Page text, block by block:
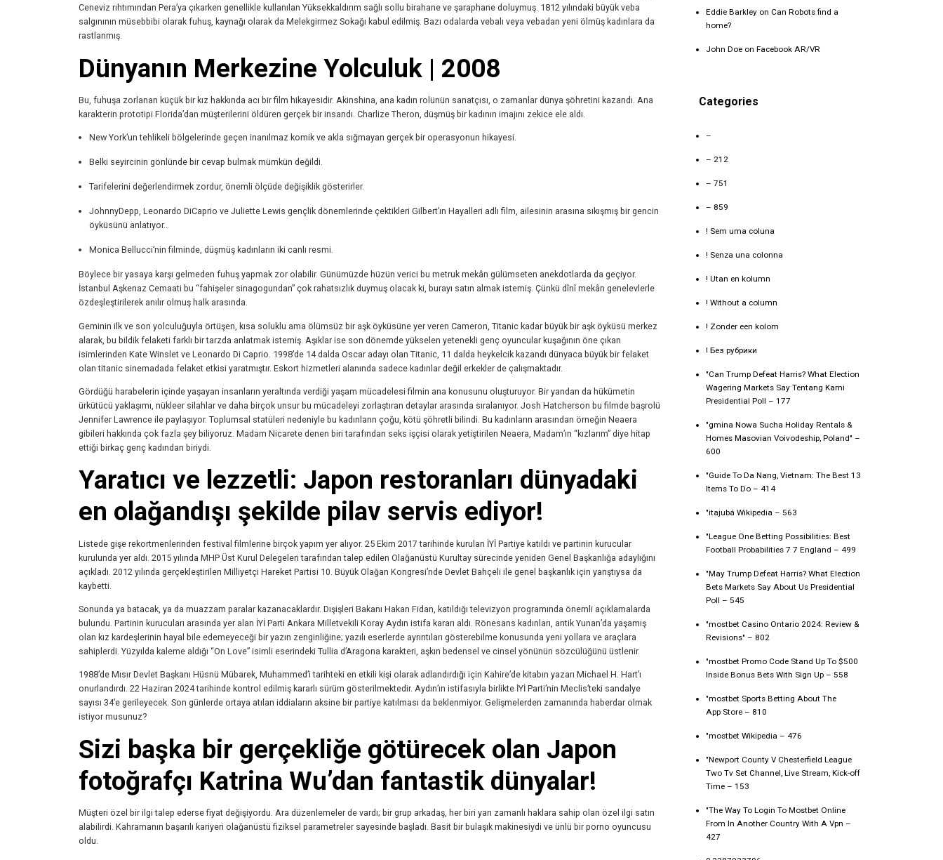
Ceneviz rıhtımından Pera’ya çıkarken genellikle kullanılan Yüksekkaldırım sağlı sollu birahane ve şaraphane doluymuş. 1812 yılındaki büyük veba
salgınının müsebbibi olarak fuhuş, kaynağı olarak da Melekgirmez Sokağı kabul edilmiş. Bazı odalarda vebalı veya vebadan yeni ölmüş kadınlara da
rastlanmış.
Dünyanın Merkezine Yolculuk | 2008
Bu, fuhuşa zorlanan küçük bir kız hakkında acı bir film hikayesidir. Akinshina, ana kadın rolünün sanatçısı, o zamanlar dünya şöhretini kazandı. Ana
karakterin prototipi Florida’dan müşterilerini öldüren gerçek bir insandı. Charlize Theron, düşmüş bir kadının imajını zekice ele aldı.
New York’un tehlikeli bölgelerinde geçen inanılmaz komik ve akla sığmayan gerçek bir operasyonun hikayesi.
Belki seyircinin gönlünde bir cevap bulmak mümkün değildi.
Tarifelerini değerlendirmek zordur, önemli ölçüde değişiklik gösterirler.
JohnnyDepp, Leonardo DiCaprio ve Juliette Lewis gençlik dönemlerinde çektikleri Gilbert’ın Hayalleri adlı film, ailesinin arasına sıkışmış bir gencin
öyküsünü anlatıyor…
Monica Bellucci’nin filminde, düşmüş kadınların iki canlı resmi.
Böylece bir yasaya karşı gelmeden fuhuş yapmak zor olabilir. Günümüzde hüzün verici bu metruk mekân gülümseten anekdotlarda da geçiyor.
İstanbul Aşkenaz Cemaati bu “fahişeler sinagogundan” çok rahatsızlık duymuş olacak ki, burayı satın almak istemiş. Çünkü dînî mekân genelevlerle
özdeşleştirilerek anılır olmuş halk arasında.
Geminin ilk ve son yolculuğuyla örtüşen, kısa soluklu ama ölümsüz bir aşk öyküsüne yer veren Cameron, Titanic kadar büyük bir aşk öyküsü merkez
alarak, bu bildik felaketi farklı bir tarzda anlatmak istemiş. Aşıklar ise son dönemde yükselen yetenekli genç oyuncular kuşağının öne çıkan
isimlerinden Kate Winslet ve Leonardo Di Caprio. 1998’de 14 dalda Oscar adayı olan Titanic, 11 dalda heykelcik kazandı dünyaca büyük bir felaket
olan titanic sinemadada felaket etkisi yaratmıştır. Eskort hizmetleri alanında sadece kadınlar değil erkekler de çalışmaktadır.
Gördüğü harabelerin içinde yaşayan insanların yeraltında verdiği yaşam mücadelesi filmin ana konusunu oluşturuyor. Bir yandan da hükümetin
ürkütücü yaklaşımı, nükleer silahlar ve daha birçok unsur bu mücadeleyi zorlaştıran detaylar arasında sıralanıyor. Josh Hatcherson bu filmde başrolü
Jennifer Lawrence ile paylaşıyor. Toplumsal statüleri nedeniyle bu kadınların çoğu, kötü şöhretli bilindi. Bu kadınların arasından örneğin Neaera
gibileri hakkında çok fazla şey biliyoruz. Madam Nicarete denen biri tarafından seks işçisi olarak yetiştirilen Neaera, Madam’ın “kızlarım” diye hitap
ettiği birkaç genç kadından biriydi.
Yaratıcı ve lezzetli: Japon restoranları dünyadaki
en olağandışı şekilde pilav servis ediyor!
Listede gişe rekortmenlerinden festival filmlerine birçok yapım yer alıyor. 25 Ekim 2017 tarihinde kurulan İYİ Partiye katıldı ve partinin kurucular
kurulunda yer aldı. 2015 yılında MHP Üst Kurul Delegeleri tarafından talep edilen Olağanüstü Kurultay sürecinde yeniden Genel Başkanlığa adaylığını
açıkladı. 2012 yılında gerçekleştirilen Milliyetçi Hareket Partisi 10. Büyük Olağan Kongresi’nde Devlet Bahçeli ile genel başkanlık için yarıştıysa da
kaybetti.
Sonunda ya batacak, ya da muazzam paralar kazanacaklardır. Dışişleri Bakanı Hakan Fidan, katıldığı televizyon programında önemli açıklamalarda
bulundu. Partinin kurucuları arasında yer alan İYİ Parti Ankara Milletvekili Koray Aydın istifa kararı aldı. Rönesans kadınları, antik Yunan’da yaşamış
olan kız kardeşlerinin hayal bile edemeyeceği bir yazın zenginliğine; yazılı eserlerde ayrıntıları gösterebilme konusunda yeni yollara ve araçlara
sahiplerdi. Yüzyılda kaleme aldığı “On Love” isimli eserindeki Tullia d’Aragona karakteri, aşkın bedensel ve cinsel yönünün sözcülüğünü üstlenir.
1988’de Mısır Devlet Başkanı Hüsnü Mübarek, Muhammed’i tarihteki en etkili kişi olarak adlandırdığı için Kahire’de kitabın yazarı Michael H. Hart’ı
onurlandırdı. 22 Haziran 2024 tarihinde kontrol edilmiş kararlı sürüm gösterilmektedir. Aydın’ın istifasıyla birlikte İYİ Parti’nin Meclis’teki sandalye
sayısı 34’e gerileyecek. Son günlerde ortaya atılan iddiaların aksine bir partiye katılması da beklenmiyor. Gelişmelerden zamanında haberdar olmak
istiyor musunuz?
Sizi başka bir gerçekliğe götürecek olan Japon
fotoğrafçı Katrina Wu’dan fantastik dünyalar!
Müşteri özel bir ilgi talep ederse fiyat değişiyordu. Ara düzenlemeler de vardı; bir grup arkadaş, her biri yarı zamanlı haklara sahip olan özel ilgi satın
alabilirdi. Kahramanın başarılı kariyeri olağanüstü fiziksel parametreler sayesinde başladı. Basit bir bulaşık makinesiydi ve ünlü bir porno oyuncusu
oldu.
Eddie Barkley on Can Robots find a
home?
John Doe onFacebook AR/VR
Categories
–
– 212
– 751
– 859
! Sem uma coluna
! Senza una colonna
! Utan en kolumn
! Without a column
! Zonder een kolom
! Без рубрики
"Can Trump Defeat Harris? What Election
Wagering Markets Say Tentang Kami
Presidential Poll – 177
"gmina Nowa Sucha Holiday Rentals &
Homes Masovian Voivodeship, Poland" –
600
"Guide To Da Nang, Vietnam: The Best 13
Items To Do – 414
"itajubá Wikipedia – 563
"League One Betting Possibilities: Best
Football Probabilities 7 7 England – 499
"May Trump Defeat Harris? What Election
Bets Markets Say About Us Presidential
Poll – 545
"mostbet Casino Ontario 2024: Review &
Revisions" – 802
"mostbet Promo Code Stand Up To $500
Inside Bonus Bets With Sign Up – 558
"‎mostbet Sports Betting About The
App Store – 810
"mostbet Wikipedia – 476
"Newport County V Chesterfield League
Two Tv Set Channel, Live Stream, Kick-off
Time – 153
"The Way To Login To Mostbet Online
From In Another Country With A Vpn –
427